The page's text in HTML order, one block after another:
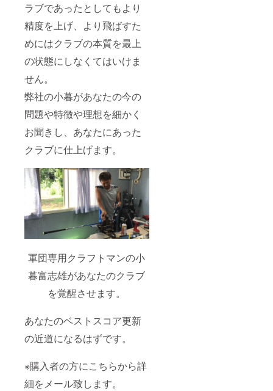
ラブであったとしてもより
精度を上げ、より飛ばすた
めにはクラブの本質を最上
の状態にしなくてはいけま
せん。
弊社の小暮があなたの今の
問題や特徴や理想を細かく
お聞きし、あなたにあった
クラブに仕上げます。
軍団専用クラフトマンの小
暮富志雄があなたのクラブ
を覚醒させます。
あなたのベストスコア更新
の近道になるはずです。
※購入者の方にこちらから詳
細をメール致します。